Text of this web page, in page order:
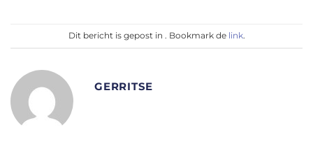
Dit bericht is gepost in . Bookmark de link.
GERRITSE